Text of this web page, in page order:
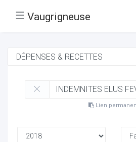
☰ Vaugrigneuse
Lien